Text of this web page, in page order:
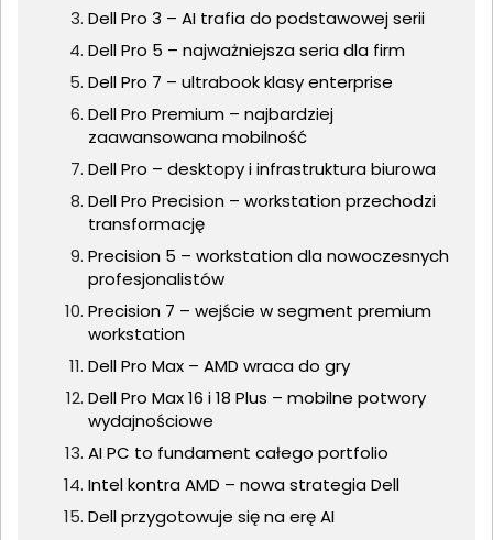
Dell Pro 3 – AI trafia do podstawowej serii
Dell Pro 5 – najważniejsza seria dla firm
Dell Pro 7 – ultrabook klasy enterprise
Dell Pro Premium – najbardziej
zaawansowana mobilność
Dell Pro – desktopy i infrastruktura biurowa
Dell Pro Precision – workstation przechodzi
transformację
Precision 5 – workstation dla nowoczesnych
profesjonalistów
Precision 7 – wejście w segment premium
workstation
Dell Pro Max – AMD wraca do gry
Dell Pro Max 16 i 18 Plus – mobilne potwory
wydajnościowe
AI PC to fundament całego portfolio
Intel kontra AMD – nowa strategia Dell
Dell przygotowuje się na erę AI